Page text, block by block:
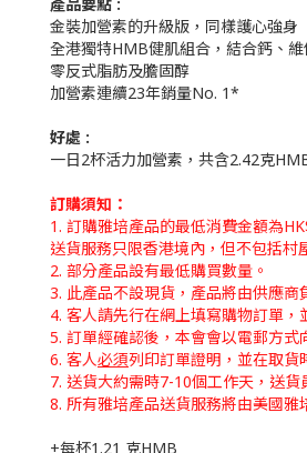
金裝加營素的升級版，同樣護心強身
全港獨特HMB健肌組合，結合鈣、
零反式脂肪及膽固醇
加營素連續23年銷量No. 1*
好處 :
一日2杯活力加營素，共含2.42克
訂購須知：
1. 訂購雅培產品的最低消費金額為
送貨服務只限香港境內，但不包括
2. 部分產品設有最低購買數量。
3. 此產品不設現貨，產品將由供應
4. 客人請先行在網上填寫購物訂單，
5. 訂單經確認後，本會會以電郵方式
6. 客人必須列印訂單證明，並在取貨
7. 送貨大約需時7-10個工作天，送
8. 所有雅培產品送貨服務將由美國雅
+每杯1.21 克HMB